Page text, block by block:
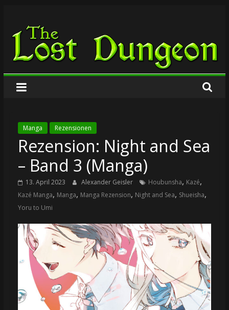
springen
The
Lost
Dungeon
Manga Rezensionen
Rezension: Night and Sea
– Band 3 (Manga)
13. April 2023 Alexander Geisler Houbunsha, Kazé,
Kazé Manga, Manga, Manga Rezension, Night and Sea, Shueisha,
Yoru to Umi